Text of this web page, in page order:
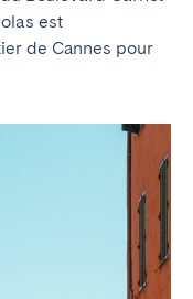
est
de Cannes pour